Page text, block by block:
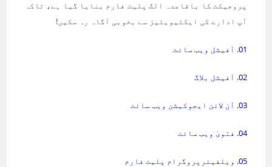
پروجیکٹ کا باقاعدہ الگ پلیٹ فارم بنایا گیا ہے، تاکہ
آپ ادارے کی ایکٹیویٹیز سے بخوبی آگاہ رہ سکیں!
01. آفیشل ویب سائٹ
02. آفیشل بلاگ
03. آن لائن ایجوکیشن ویب سائٹ
04. فتویٰ ویب سائٹ
05. ویلفیئرپروگرام پلیٹ فارم